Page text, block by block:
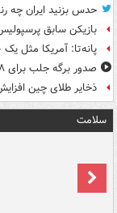
حدس بزنید ایران چه
بازیکن سابق
پانه‌تا: آمریکا مثل
صدور برگه جلب برای ۱۴۸ متهم متخلف ارزی
ذخایر طلای چین
سلامت